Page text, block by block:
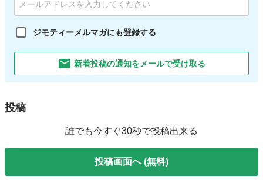
ジモティーメルマガにも登録する
新着投稿の通知をメールで受け取る
投稿
誰でも今すぐ30秒で投稿出来る
投稿画面へ (無料)